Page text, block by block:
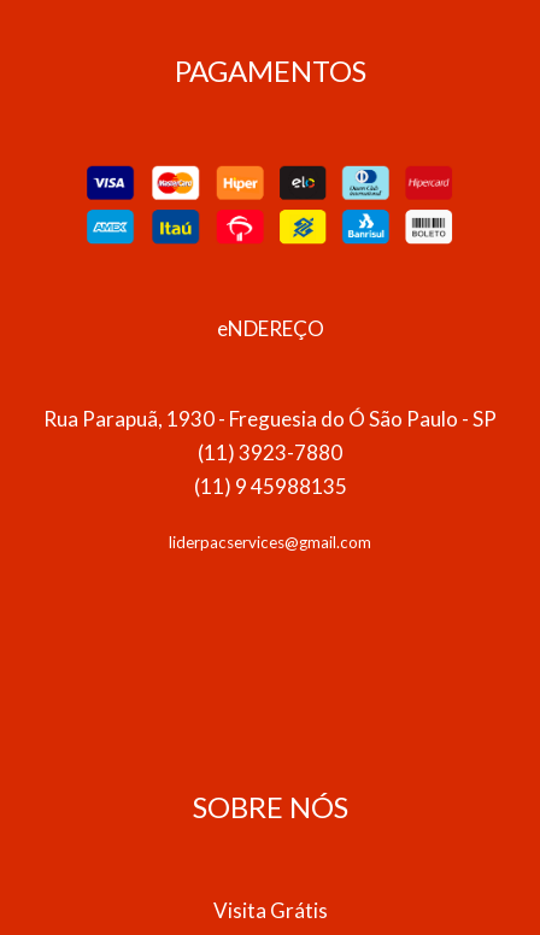
PAGAMENTOS
eNDEREÇO
Rua Parapuã, 1930 - Freguesia do Ó São Paulo - SP
(11) 3923-7880
(11) 9 45988135
liderpacservices@gmail.com
SOBRE NÓS
Visita Grátis